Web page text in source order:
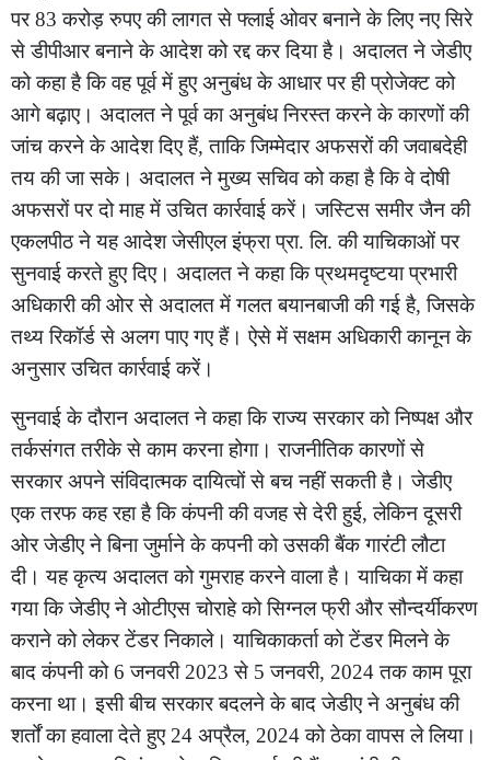
पर 83 करोड़ रुपए की लागत से फ्लाई ओवर बनाने के लिए नए सिरे
से डीपीआर बनाने के आदेश को रद्द कर दिया है। अदालत ने जेडीए
को कहा है कि वह पूर्व में हुए अनुबंध के आधार पर ही प्रोजेक्ट को
आगे बढ़ाए। अदालत ने पूर्व का अनुबंध निरस्त करने के कारणों की
जांच करने के आदेश दिए हैं, ताकि जिम्मेदार अफसरों की जवाबदेही
तय की जा सके। अदालत ने मुख्य सचिव को कहा है कि वे दोषी
अफसरों पर दो माह में उचित कार्रवाई करें। जस्टिस समीर जैन की
एकलपीठ ने यह आदेश जेसीएल इंफ्रा प्रा. लि. की याचिकाओं पर
सुनवाई करते हुए दिए। अदालत ने कहा कि प्रथमदृष्टया प्रभारी
अधिकारी की ओर से अदालत में गलत बयानबाजी की गई है, जिसके
तथ्य रिकॉर्ड से अलग पाए गए हैं। ऐसे में सक्षम अधिकारी कानून के
अनुसार उचित कार्रवाई करें।
सुनवाई के दौरान अदालत ने कहा कि राज्य सरकार को निष्पक्ष और
तर्कसंगत तरीके से काम करना होगा। राजनीतिक कारणों से
सरकार अपने संविदात्मक दायित्वों से बच नहीं सकती है। जेडीए
एक तरफ कह रहा है कि कंपनी की वजह से देरी हुई, लेकिन दूसरी
ओर जेडीए ने बिना जुर्माने के कपनी को उसकी बैंक गारंटी लौटा
दी। यह कृत्य अदालत को गुमराह करने वाला है। याचिका में कहा
गया कि जेडीए ने ओटीएस चोराहे को सिग्नल फ्री और सौन्दर्यीकरण
कराने को लेकर टेंडर निकाले। याचिकाकर्ता को टेंडर मिलने के
बाद कंपनी को 6 जनवरी 2023 से 5 जनवरी, 2024 तक काम पूरा
करना था। इसी बीच सरकार बदलने के बाद जेडीए ने अनुबंध की
शर्तों का हवाला देते हुए 24 अप्रैल, 2024 को ठेका वापस ले लिया।